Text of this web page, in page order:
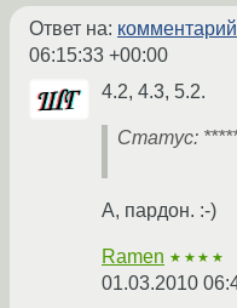
Ответ на: комментарий
06:15:33 +00:00
4.2, 4.3, 5.2.
Статус:
А, пардон. :-)
Ramen ★★★★
01.03.2010